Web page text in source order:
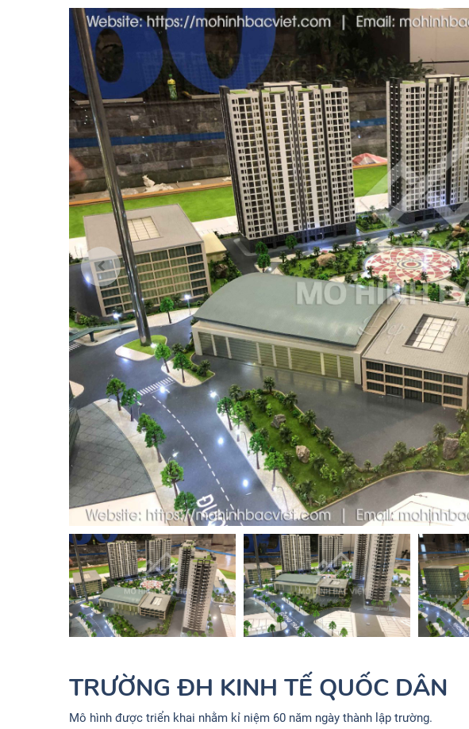
TRƯỜNG ĐH KINH TẾ QUỐC DÂN
Mô hình được triển khai nhằm kỉ niệm 60 năm ngày thành lập trường.